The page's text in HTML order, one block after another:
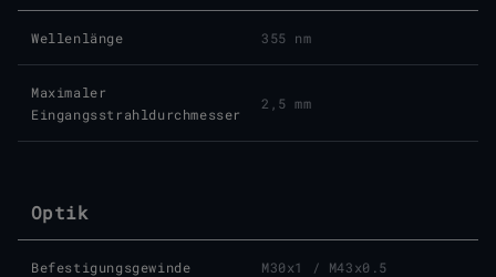
Wellenlänge 355 nm
Maximaler
Eingangsstrahldurchmesser
2,5 mm
Optik
Befestigungsgewinde M30x1 / M43x0.5